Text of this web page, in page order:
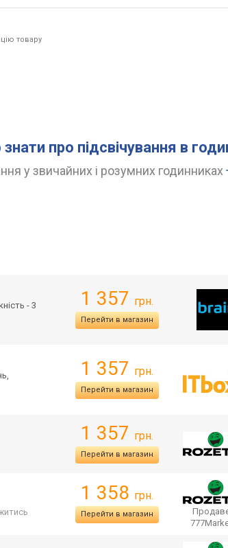
товару
про підсвічування в
у звичайних і розумних годинниках
- 3
1 357 грн.
Перейти в магазин
1 357 грн.
Перейти в магазин
1 357 грн.
Перейти в магазин
1 358 грн.
Перейти в магазин